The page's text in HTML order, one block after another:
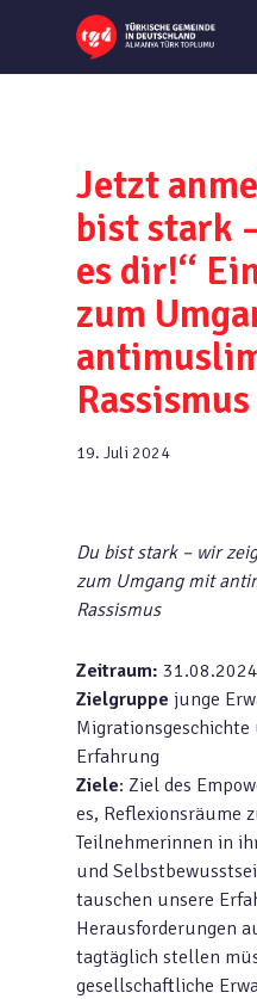
main
Jetzt
bist stark
es dir!‘‘
zum
Rassismus
19. Juli 2024
Du bist stark – wir
zum Umgang mit
Rassismus
Zeitraum:
Zielgruppe junge
Migrationsgeschichte
Erfahrung
Ziele: Ziel des
es, Reflexionsräume
Teilnehmerinnen in
und
tauschen unsere
Herausforderungen
tagtäglich stellen
gesellschaftliche